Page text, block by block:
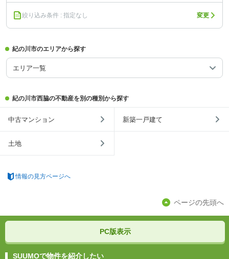
絞り込み条件 : 指定なし 変更
紀の川市のエリアから探す
エリア一覧
紀の川市西脇の不動産を別の種別から探す
中古マンション 新築一戸建て
土地
情報の見方ページへ
ページの先頭へ
PC版表示
SUUMOで物件を紹介したい